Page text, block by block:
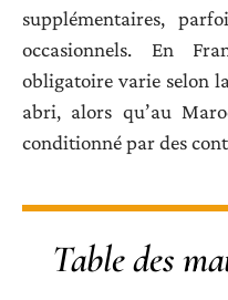
supplémentaires,
occasionnels. En
obligatoire varie selon
abri, alors qu’au
conditionné par des
Table des